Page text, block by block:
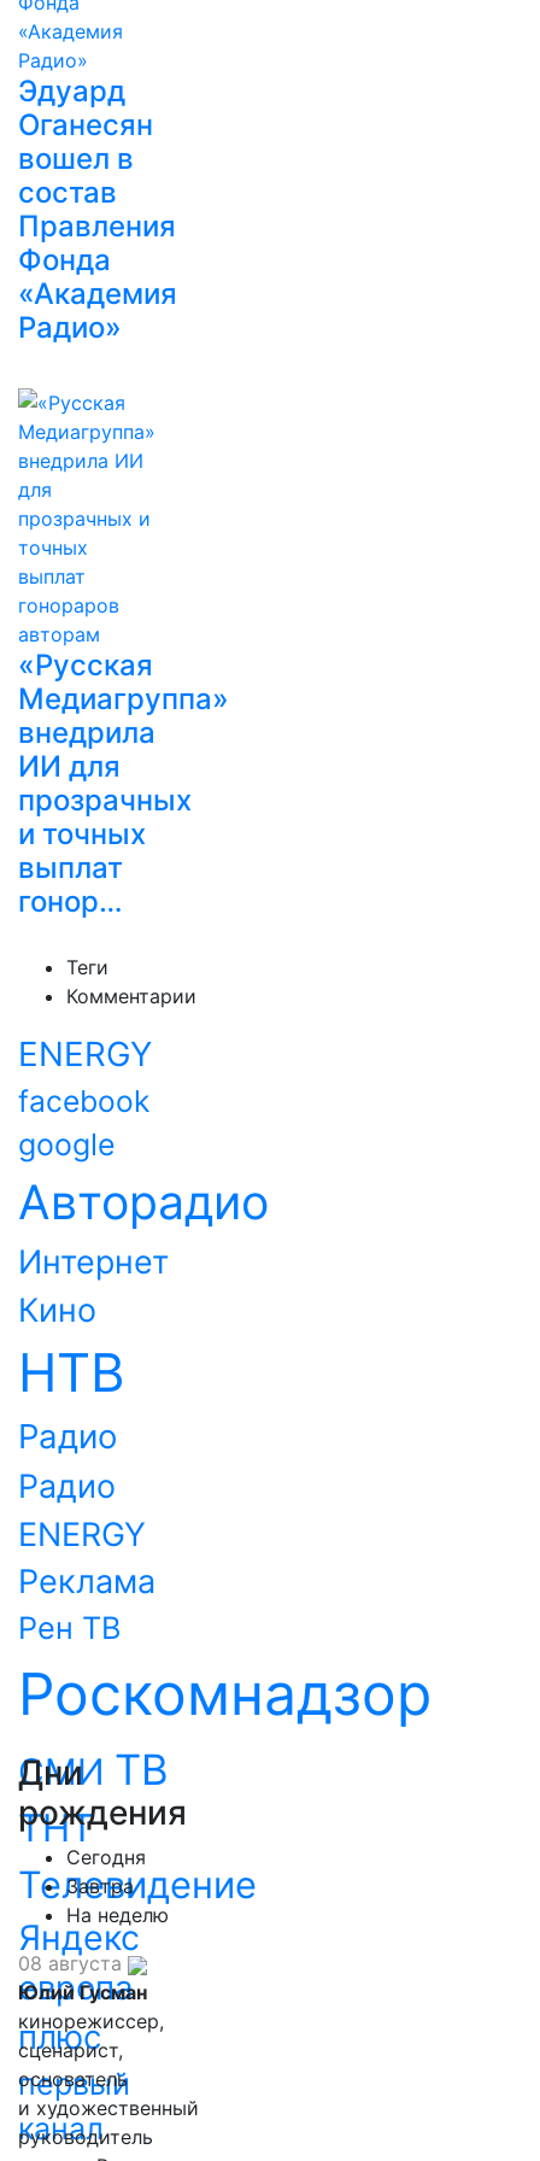
Эдуард
Оганесян
вошел в
состав
Правления
Фонда
«Академия
Радио»
«Русская
Медиагруппа»
внедрила
ИИ для
прозрачных
и точных
выплат
гонор…
Теги
Комментарии
ENERGY
facebook
google
Авторадио
Интернет
Кино
НТВ
Радио
Радио
ENERGY
Реклама
Рен ТВ
Роскомнадзор
СМИ ТВ
ТНТ
Телевидение
Яндекс
европа
плюс
первый
канал
Дни
рождения
Сегодня
Завтра
На неделю
08 августа
Юлий Гусман
кинорежиссер,
сценарист,
основатель
и художественный
руководитель